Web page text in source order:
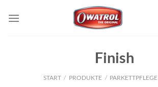
Inhalt
Finish
START / PRODUKTE / PARKETTPFLEGE